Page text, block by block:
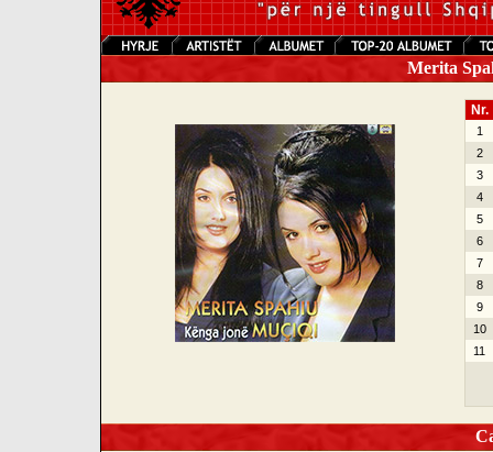
Merita
Nr.
1
2
3
4
5
6
7
8
9
10
11